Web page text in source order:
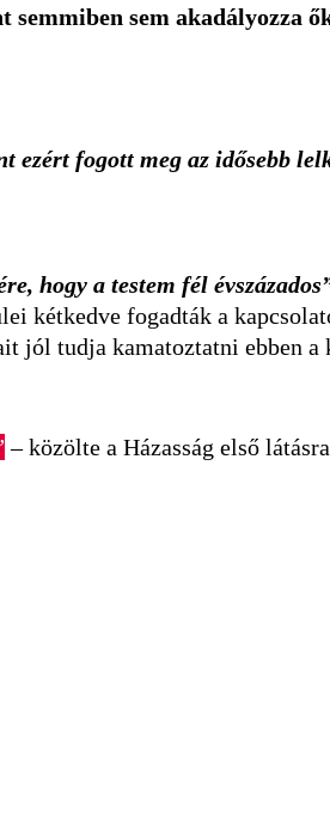
semmiben sem akadályozza
ezért fogott meg az idősebb
hogy a testem fél
kétkedve fogadták a
jól tudja kamatoztatni ebben
– közölte a Házasság első